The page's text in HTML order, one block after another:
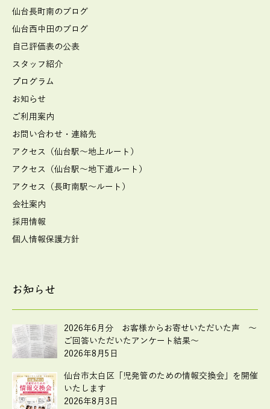
仙台長町南のブログ
仙台西中田のブログ
自己評価表の公表
スタッフ紹介
プログラム
お知らせ
ご利用案内
お問い合わせ・連絡先
アクセス（仙台駅～地上ルート）
アクセス（仙台駅～地下道ルート）
アクセス（長町南駅～ルート）
会社案内
採用情報
個人情報保護方針
お知らせ
2026年6月分 お客様からお寄せいただいた声 ～
ご回答いただいたアンケート結果～
2026年8月5日
仙台市太白区「児発管のための情報交換会」を開催
いたします
2026年8月3日